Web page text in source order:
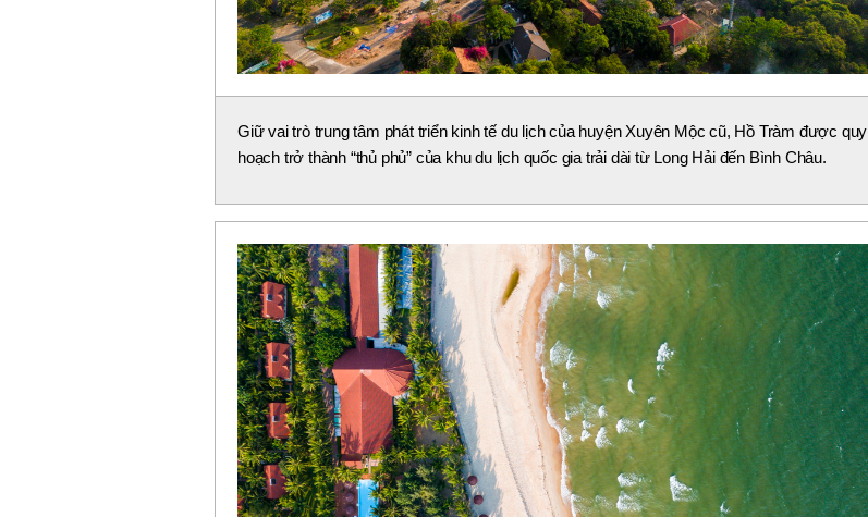
Giữ vai trò trung tâm phát triển kinh tế du lịch của huyện Xuyên Mộc cũ, Hồ Tràm được quy
hoạch trở thành “thủ phủ” của khu du lịch quốc gia trải dài từ Long Hải đến Bình Châu.